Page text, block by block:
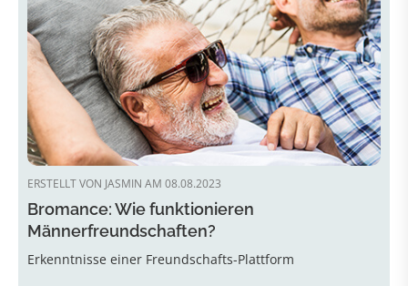
ERSTELLT VON JASMIN AM 08.08.2023
Bromance: Wie funktionieren
Männerfreundschaften?
Erkenntnisse einer Freundschafts-Plattform